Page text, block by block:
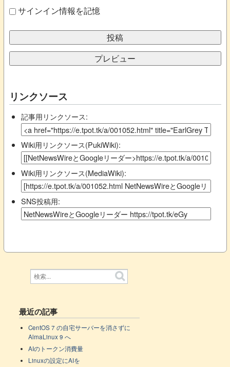
サインイン情報を記憶
リンクソース
記事用リンクソース:
Wiki用リンクソース(PukiWiki):
Wiki用リンクソース(MediaWiki):
SNS投稿用:
最近の記事
CentOS 7 の自宅サーバーを消さずに
AlmaLinux 9 へ
AIのトークン消費量
Linuxの設定にAIを